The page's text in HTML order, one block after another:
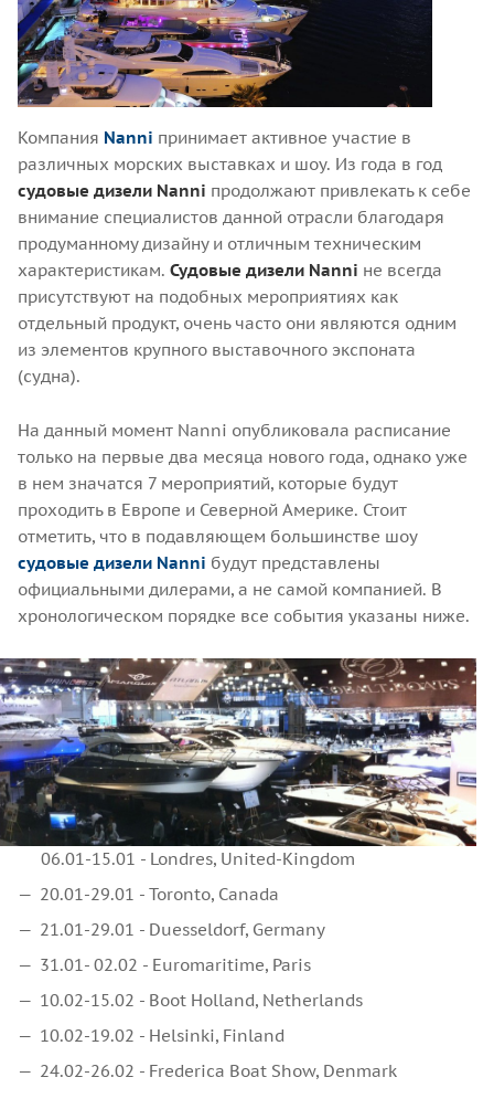
Компания Nanni принимает активное участие в
различных морских выставках и шоу. Из года в год
судовые дизели Nanni продолжают привлекать к себе
внимание специалистов данной отрасли благодаря
продуманному дизайну и отличным техническим
характеристикам. Судовые дизели Nanni не всегда
присутствуют на подобных мероприятиях как
отдельный продукт, очень часто они являются одним
из элементов крупного выставочного экспоната
(судна).
На данный момент Nanni опубликовала расписание
только на первые два месяца нового года, однако уже
в нем значатся 7 мероприятий, которые будут
проходить в Европе и Северной Америке. Стоит
отметить, что в подавляющем большинстве шоу
судовые дизели Nanni будут представлены
официальными дилерами, а не самой компанией. В
хронологическом порядке все события указаны ниже.
06.01-15.01 - Londres, United-Kingdom
20.01-29.01 - Toronto, Canada
21.01-29.01 - Duesseldorf, Germany
31.01- 02.02 - Euromaritime, Paris
10.02-15.02 - Boot Holland, Netherlands
10.02-19.02 - Helsinki, Finland
24.02-26.02 - Frederica Boat Show, Denmark